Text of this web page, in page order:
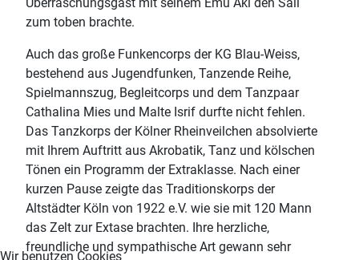
Überraschungsgast mit seinem Emu Aki den Sall
zum toben brachte.
Auch das große Funkencorps der KG Blau-Weiss,
bestehend aus Jugendfunken, Tanzende Reihe,
Spielmannszug, Begleitcorps und dem Tanzpaar
Cathalina Mies und Malte Isrif durfte nicht fehlen.
Das Tanzkorps der Kölner Rheinveilchen absolvierte
mit Ihrem Auftritt aus Akrobatik, Tanz und kölschen
Tönen ein Programm der Extraklasse. Nach einer
kurzen Pause zeigte das Traditionskorps der
Altstädter Köln von 1922 e.V. wie sie mit 120 Mann
das Zelt zur Extase brachten. Ihre herzliche,
freundliche und sympathische Art gewann sehr
Wir benutzen Cookies